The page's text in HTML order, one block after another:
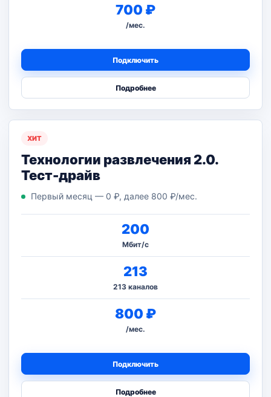
700 ₽
/мес.
Подключить
Подробнее
ХИТ
Технологии развлечения 2.0.
Тест-драйв
Первый месяц — 0 ₽, далее 800 ₽/мес.
200
Мбит/с
213
213 каналов
800 ₽
/мес.
Подключить
Подробнее